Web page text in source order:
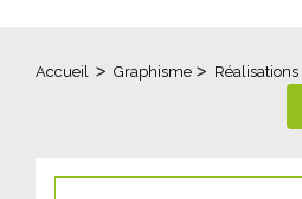
Accueil > Graphisme > Réalisations